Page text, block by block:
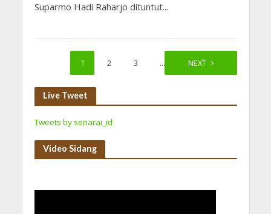
Suparmo Hadi Raharjo dituntut...
1 2 3 … 20
NEXT
Live Tweet
Tweets by senarai_id
Video Sidang